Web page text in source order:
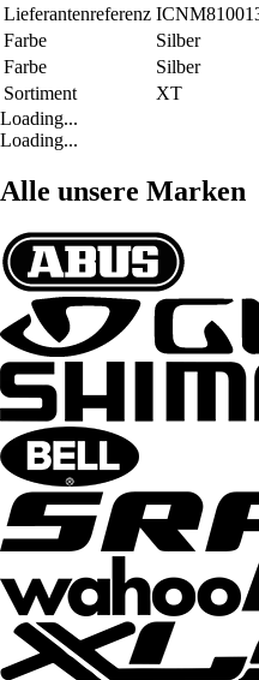
Lieferantenreferenz
Farbe
Silber
Farbe
Silber
Sortiment
XT
Loading...
Loading...
Alle unsere Marken